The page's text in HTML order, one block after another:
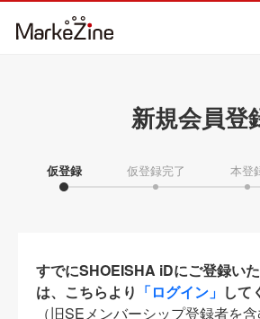
新規会員登
仮登録 仮登録完了 本登
すでにSHOEISHA iDにご登録い
は、こちらより 「ログイン」 して
（旧SEメンバーシップ登録者を含